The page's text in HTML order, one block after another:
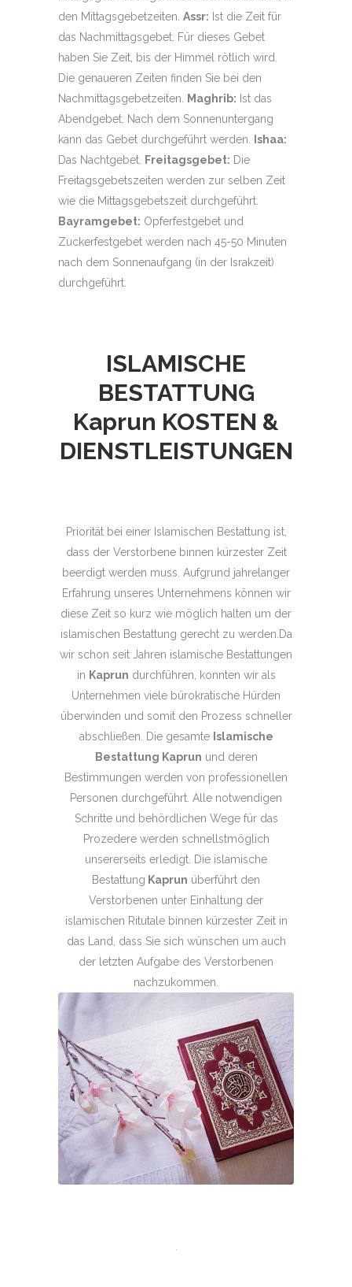
den Mittagsgebetzeiten. Assr: Ist die Zeit für
das Nachmittagsgebet. Für dieses Gebet
haben Sie Zeit, bis der Himmel rötlich wird.
Die genaueren Zeiten finden Sie bei den
Nachmittagsgebetzeiten.
Maghrib: Ist das
Abendgebet. Nach dem Sonnenuntergang
kann das Gebet durchgeführt werden.
Ishaa:
Das Nachtgebet.
Freitagsgebet: Die
Freitagsgebetszeiten werden zur selben Zeit
wie die Mittagsgebetszeit durchgeführt.
Bayramgebet: Opferfestgebet und
Zuckerfestgebet werden nach 45-50 Minuten
nach dem Sonnenaufgang (in der Israkzeit)
durchgeführt.
ISLAMISCHE
BESTATTUNG
Kaprun KOSTEN &
DIENSTLEISTUNGEN
Priorität bei einer Islamischen Bestattung ist,
dass der Verstorbene binnen kürzester Zeit
beerdigt werden muss. Aufgrund jahrelanger
Erfahrung unseres Unternehmens können wir
diese Zeit so kurz wie möglich halten um der
islamischen Bestattung gerecht zu werden.Da
wir schon seit Jahren islamische Bestattungen
in Kaprun durchführen, konnten wir als
Unternehmen viele bürokratische Hürden
überwinden und somit den Prozess schneller
abschließen. Die gesamte Islamische
Bestattung Kaprun und deren
Bestimmungen werden von professionellen
Personen durchgeführt. Alle notwendigen
Schritte und behördlichen Wege für das
Prozedere werden schnellstmöglich
unsererseits erledigt. Die islamische
Bestattung Kaprun überführt den
Verstorbenen unter Einhaltung der
islamischen Ritutale binnen kürzester Zeit in
das Land, dass Sie sich wünschen um auch
der letzten Aufgabe des Verstorbenen
nachzukommen.